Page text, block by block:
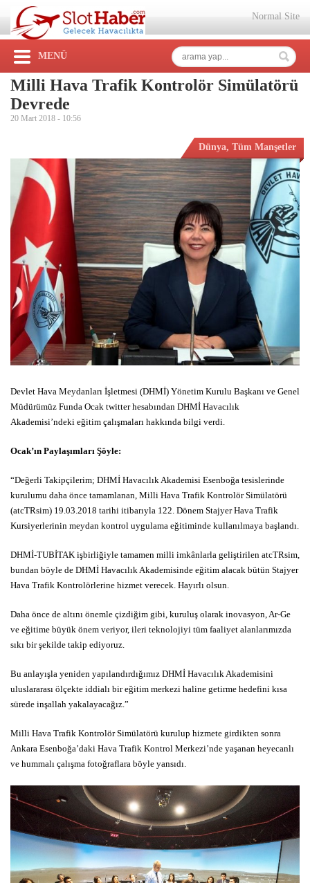
Normal Site
MENÜ
Milli Hava Trafik Kontrolör Simülatörü
Devrede
20 Mart 2018 - 10:56
Dünya, Tüm Manşetler
Devlet Hava Meydanları İşletmesi (DHMİ) Yönetim Kurulu Başkanı ve Genel
Müdürümüz Funda Ocak twitter hesabından DHMİ Havacılık
Akademisi’ndeki eğitim çalışmaları hakkında bilgi verdi.
Ocak’ın Paylaşımları Şöyle:
“Değerli Takipçilerim; DHMİ Havacılık Akademisi Esenboğa tesislerinde
kurulumu daha önce tamamlanan, Milli Hava Trafik Kontrolör Simülatörü
(atcTRsim) 19.03.2018 tarihi itibarıyla 122. Dönem Stajyer Hava Trafik
Kursiyerlerinin meydan kontrol uygulama eğitiminde kullanılmaya başlandı.
DHMİ-TUBİTAK işbirliğiyle tamamen milli imkânlarla geliştirilen atcTRsim,
bundan böyle de DHMİ Havacılık Akademisinde eğitim alacak bütün Stajyer
Hava Trafik Kontrolörlerine hizmet verecek. Hayırlı olsun.
Daha önce de altını önemle çizdiğim gibi, kuruluş olarak inovasyon, Ar-Ge
ve eğitime büyük önem veriyor, ileri teknolojiyi tüm faaliyet alanlarımızda
sıkı bir şekilde takip ediyoruz.
Bu anlayışla yeniden yapılandırdığımız DHMİ Havacılık Akademisini
uluslararası ölçekte iddialı bir eğitim merkezi haline getirme hedefini kısa
sürede inşallah yakalayacağız.”
Milli Hava Trafik Kontrolör Simülatörü kurulup hizmete girdikten sonra
Ankara Esenboğa’daki Hava Trafik Kontrol Merkezi’nde yaşanan heyecanlı
ve hummalı çalışma fotoğraflara böyle yansıdı.